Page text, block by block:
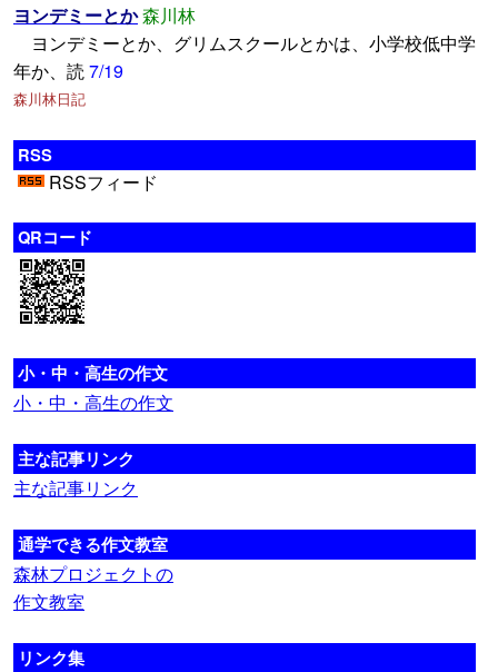
ヨンデミーとか森川林
ヨンデミーとか、グリムスクールとかは、小学校低中学
年か、読7/19
森川林日記
RSS
RSSフィード
QRコード
小・中・高生の作文
小・中・高生の作文
主な記事リンク
主な記事リンク
通学できる作文教室
森林プロジェクトの
作文教室
リンク集